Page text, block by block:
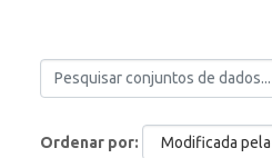
Ordenar por